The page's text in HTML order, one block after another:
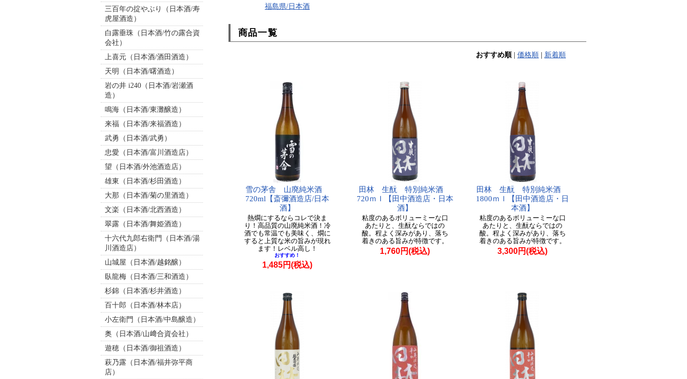
三百年の掟やぶり（日本酒/寿
虎屋酒造）
白露垂珠（日本酒/竹の露合資
会社）
上喜元（日本酒/酒田酒造）
天明（日本酒/曙酒造）
岩の井 i240（日本酒/岩瀬酒
造）
鳴海（日本酒/東灘醸造）
来福（日本酒/来福酒造）
武勇（日本酒/武勇）
忠愛（日本酒/富川酒造店）
望（日本酒/外池酒造店）
雄東（日本酒/杉田酒造）
大那（日本酒/菊の里酒造）
文楽（日本酒/北西酒造）
翠露（日本酒/舞姫酒造）
十六代九郎右衛門（日本酒/湯
川酒造店）
山城屋（日本酒/越銘醸）
臥龍梅（日本酒/三和酒造）
杉錦（日本酒/杉井酒造）
百十郎（日本酒/林本店）
小左衛門（日本酒/中島醸造）
奥（日本酒/山﨑合資会社）
遊穂（日本酒/御祖酒造）
萩乃露（日本酒/福井弥平商
店）
福島県/日本酒
商品一覧
おすすめ順 価格順 新着順
雪の茅舎 山廃純米酒
720ml【斎彌酒造店/日本
酒】
熱燗にするならコレで決ま
り！高品質の山廃純米酒！冷
酒でも常温でも美味く、燗に
すると上質な米の旨みが現れ
ます！レベル高し！
おすすめ！
1,485円(税込)
田林 生酛 特別純米酒
720ｍｌ【田中酒造店・日本
酒】
粘度のあるボリューミーな口
あたりと、生酛ならではの
酸。程よく深みがあり、落ち
着きのある旨みが特徴です。
1,760円(税込)
田林 生酛 特別純米酒
1800ｍｌ【田中酒造店・日
本酒】
粘度のあるボリューミーな口
あたりと、生酛ならではの
酸。程よく深みがあり、落ち
着きのある旨みが特徴です。
3,300円(税込)